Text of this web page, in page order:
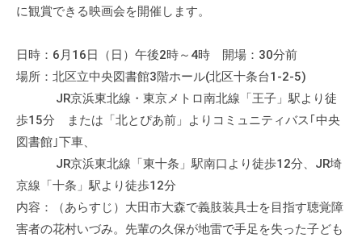
な
し
・
座
の
、
会
場
に観賞できる映画会を開催します。
日時：6月16日（日）午後2時～4時 開場：30分前
場所：北区立中央図書館3階ホール(北区十条台1-2-5)
JR京浜東北線・東京メトロ南北線「王子」駅より徒
歩15分 または「北とぴあ前」よりコミュニティバス｢中央
図書館｣下車、
JR京浜東北線「東十条」駅南口より徒歩12分、JR埼
京線「十条」駅より徒歩12分
内容：（あらすじ）大田市大森で義肢装具士を目指す聴覚障
害者の花村いづみ。先輩の久保が地雷で手足を失った子ども